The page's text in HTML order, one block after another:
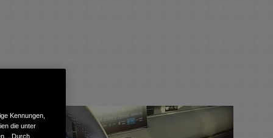
Kennungen,
die unter
. Durch